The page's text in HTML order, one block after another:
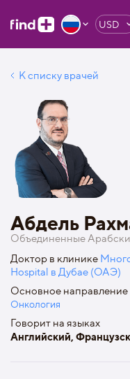
USD
К списку врачей
Абдель
Объединенные
Доктор в клинике
Hospital в Дубае (ОАЭ)
Основное направление
Онкология
Говорит на языках
Английский,